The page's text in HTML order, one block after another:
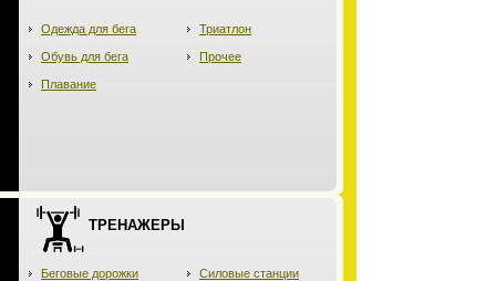
Одежда для бега
Обувь для бега
Плавание
Триатлон
Прочее
ТРЕНАЖЕРЫ
Беговые дорожки Силовые станции